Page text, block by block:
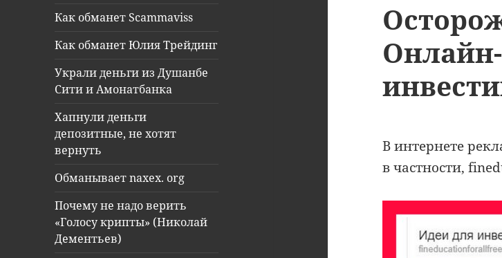
Как обманет Scammaviss
Как обманет Юлия Трейдинг
Украли деньги из Душанбе
Сити и Амонатбанка
Хапнули деньги
депозитные, не хотят
вернуть
Обманывает naxex. org
Почему не надо верить
«Голосу крипты» (Николай
Дементьев)
В интернете
в частности,